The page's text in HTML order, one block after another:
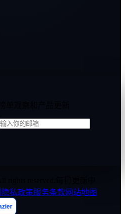
隐私政策服务条款网站地图